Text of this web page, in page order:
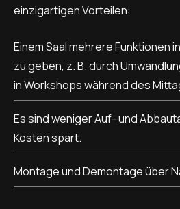
einzigartigen Vorteilen:
Einem Saal mehrere Funktionen
zu geben, z. B. durch
in Workshops während des
Es sind weniger Auf- und
Kosten spart.
Montage und Demontage über